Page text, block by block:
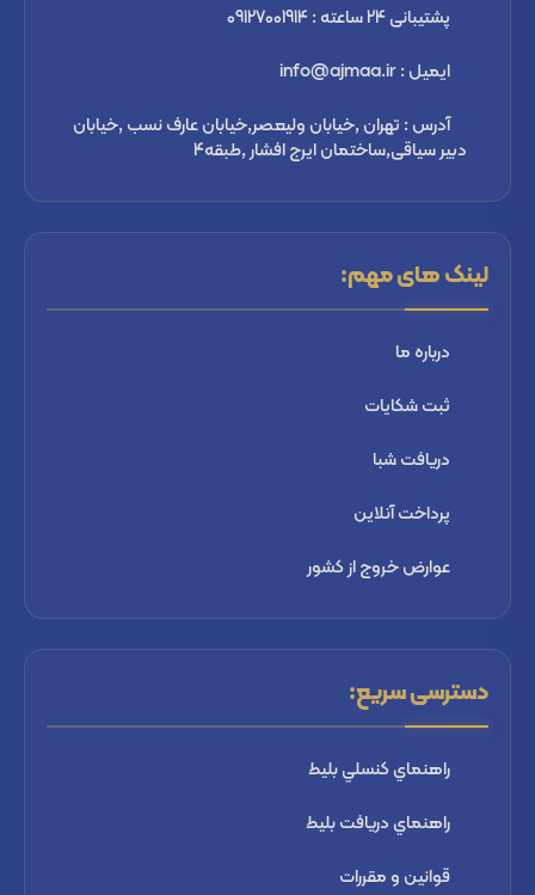
پشتیبانی 24 ساعته : 09127001914
ایمیل : info@ajmaa.ir
آدرس : تهران ,خیابان ولیعصر,خیابان عارف نسب ,خیابان
دبیر سیاقی,ساختمان ایرج افشار ,طبقه4
لینک های مهم:
درباره ما
ثبت شكايات
دریافت شبا
پرداخت آنلاین
عوارض خروج از کشور
دسترسی سریع:
راهنماي كنسلي بليط
راهنماي دریافت بليط
قوانین و مقررات